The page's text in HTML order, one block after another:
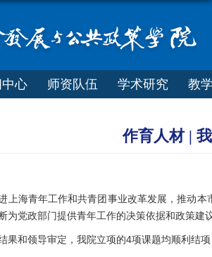
心 师资队伍 学术研究 教
作育人材 |
上海青年工作和共青团事业改革发展，推动
为党政部门提供青年工作的决策依据和政策建
果和领导审定，我院立项的4项课题均顺利结